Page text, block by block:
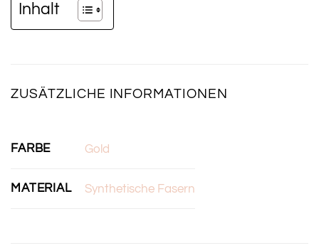
Inhalt
ZUSÄTZLICHE INFORMATIONEN
FARBE Gold
MATERIAL Synthetische Fasern